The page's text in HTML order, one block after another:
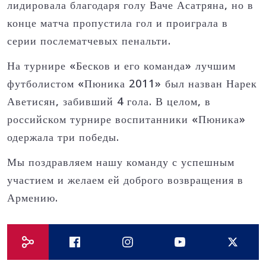
лидировала благодаря голу Ваче Асатряна, но в
конце матча пропустила гол и проиграла в
серии послематчевых пенальти.
На турнире «Бесков и его команда» лучшим
футболистом «Пюника 2011» был назван Нарек
Аветисян, забивший 4 гола. В целом, в
российском турнире воспитанники «Пюника»
одержала три победы.
Мы поздравляем нашу команду с успешным
участием и желаем ей доброго возвращения в
Армению.